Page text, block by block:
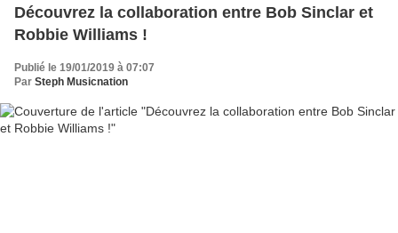
Découvrez la collaboration entre Bob Sinclar et
Robbie Williams !
Publié le 19/01/2019 à 07:07
Par Steph Musicnation